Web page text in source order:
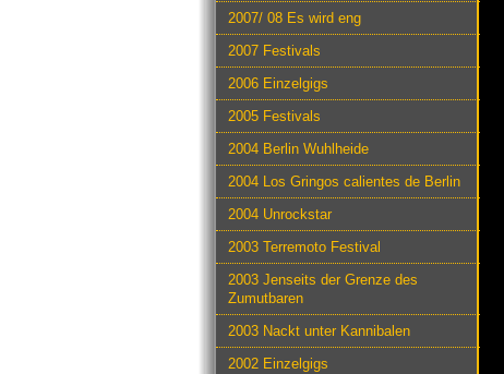
2007/ 08 Es wird eng
2007 Festivals
2006 Einzelgigs
2005 Festivals
2004 Berlin Wuhlheide
2004 Los Gringos calientes de Berlin
2004 Unrockstar
2003 Terremoto Festival
2003 Jenseits der Grenze des
Zumutbaren
2003 Nackt unter Kannibalen
2002 Einzelgigs